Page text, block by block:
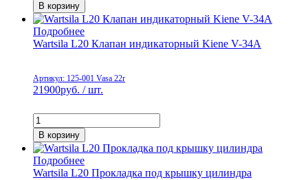
В корзину
Подробнее
Wartsila L20 Клапан индикаторный Kiene V-34A
Артикул: 125-001 Vasa 22r
21900руб. / шт.
В корзину
Подробнее
Wartsila L20 Прокладка под крышку цилиндра